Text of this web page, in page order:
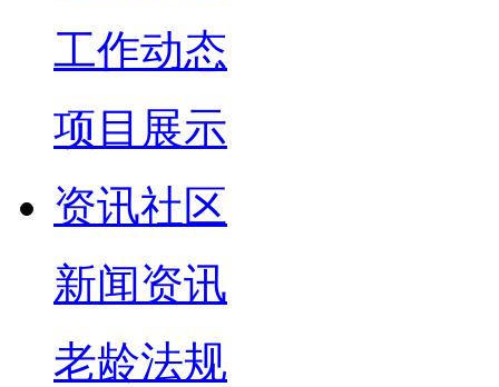
工作动态
项目展示
资讯社区
新闻资讯
老龄法规